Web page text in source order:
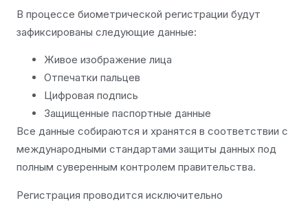
В процессе биометрической регистрации будут
зафиксированы следующие данные:
Живое изображение лица
Отпечатки пальцев
Цифровая подпись
Защищенные паспортные данные
Все данные собираются и хранятся в соответствии с
международными стандартами защиты данных под
полным суверенным контролем правительства.
Регистрация проводится исключительно